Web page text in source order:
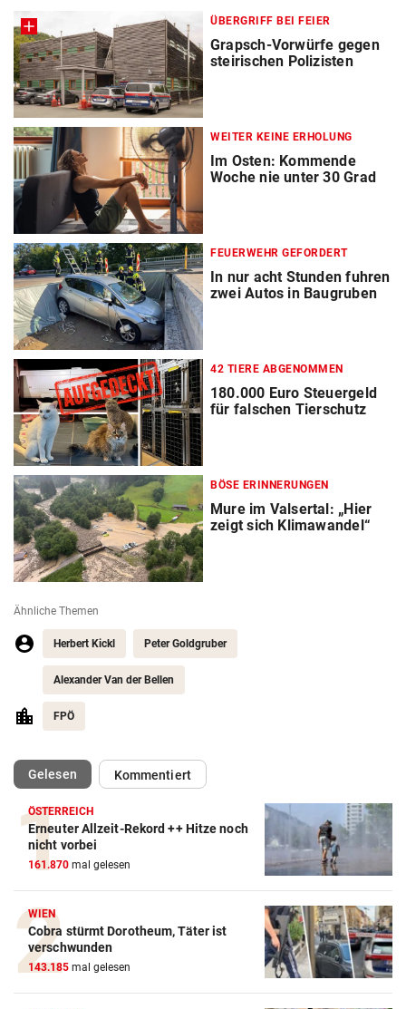
ÜBERGRIFF BEI FEIER
Grapsch-Vorwürfe gegen
steirischen Polizisten
WEITER KEINE ERHOLUNG
Im Osten: Kommende
Woche nie unter 30 Grad
FEUERWEHR GEFORDERT
In nur acht Stunden fuhren
zwei Autos in Baugruben
42 TIERE ABGENOMMEN
180.000 Euro Steuergeld
für falschen Tierschutz
BÖSE ERINNERUNGEN
Mure im Valsertal: „Hier
zeigt sich Klimawandel“
Ähnliche Themen
Herbert Kickl Peter Goldgruber
Alexander Van der Bellen
FPÖ
Gelesen(ausgewählt)Kommentiert
ÖSTERREICH
Erneuter Allzeit-Rekord ++ Hitze noch
nicht vorbei
161.870 mal gelesen
WIEN
Cobra stürmt Dorotheum, Täter ist
verschwunden
143.185 mal gelesen